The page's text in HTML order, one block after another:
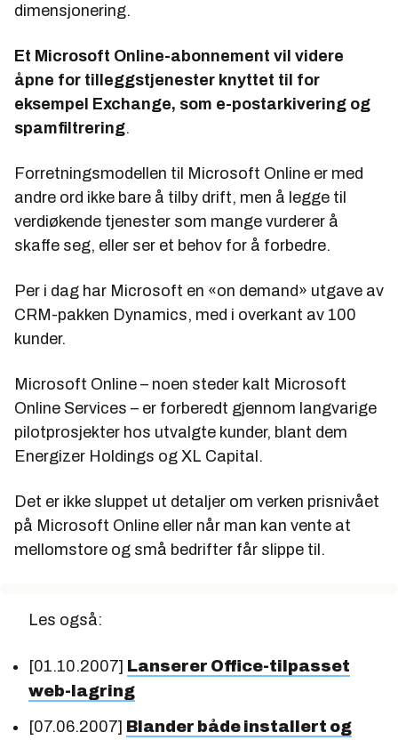
dimensjonering.
Et Microsoft Online-abonnement vil videre
åpne for tilleggstjenester knyttet til for
eksempel Exchange, som e-postarkivering og
spamfiltrering.
Forretningsmodellen til Microsoft Online er med
andre ord ikke bare å tilby drift, men å legge til
verdiøkende tjenester som mange vurderer å
skaffe seg, eller ser et behov for å forbedre.
Per i dag har Microsoft en «on demand» utgave av
CRM-pakken Dynamics, med i overkant av 100
kunder.
Microsoft Online – noen steder kalt Microsoft
Online Services – er forberedt gjennom langvarige
pilotprosjekter hos utvalgte kunder, blant dem
Energizer Holdings og XL Capital.
Det er ikke sluppet ut detaljer om verken prisnivået
på Microsoft Online eller når man kan vente at
mellomstore og små bedrifter får slippe til.
Les også:
[01.10.2007] Lanserer Office-tilpasset
web-lagring
[07.06.2007] Blander både installert og